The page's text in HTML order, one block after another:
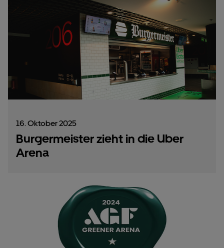
16. Oktober 2025
Burgermeister zieht in die Uber
Arena